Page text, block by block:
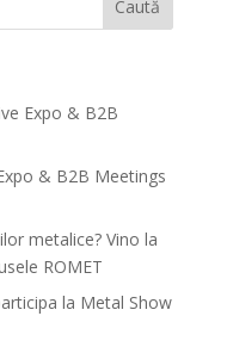
Expo & B2B
& B2B Meetings
metalice? Vino la
ROMET
la Metal Show